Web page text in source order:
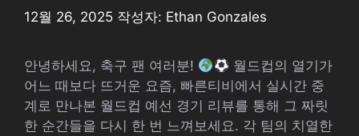
12월 26, 2025 작성자: Ethan Gonzales
안녕하세요, 축구 팬 여러분!
월드컵의 열기가
어느 때보다 뜨거운 요즘, 빠른티비에서 실시간 중
계로 만나본 월드컵 예선 경기 리뷰를 통해 그 짜릿
한 순간들을 다시 한 번 느껴보세요. 각 팀의 치열한